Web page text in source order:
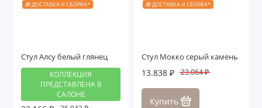
🎁 ДОСТАВКА И СБОРКА*
Стул Алсу белый глянец
КОЛЛЕКЦИЯ
ПРЕДСТАВЛЕНА В
САЛОНЕ
🎁 ДОСТАВКА И СБОРКА*
Стул Мокко серый камень
13.838 ₽ 23.064 ₽
Купить